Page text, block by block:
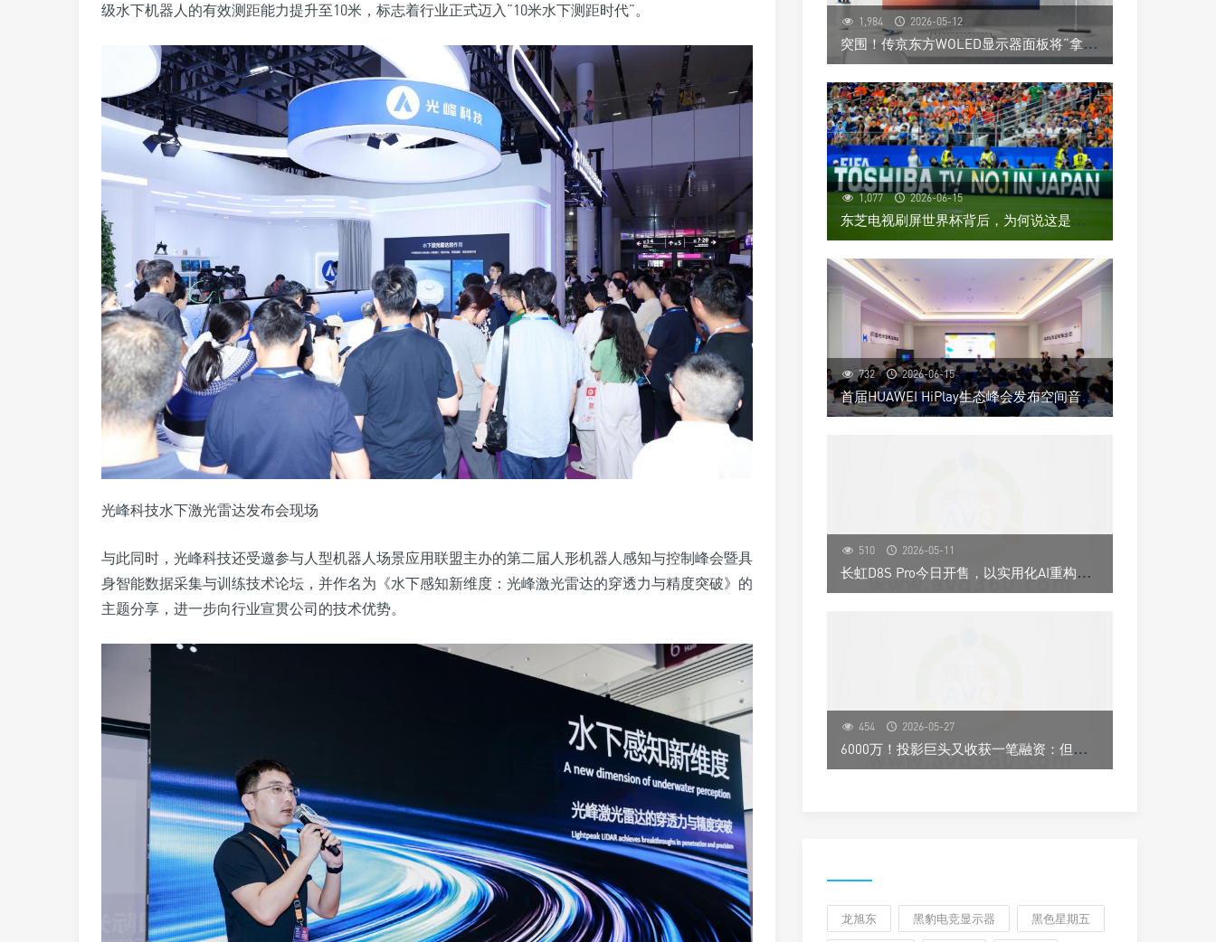
级水下机器人的有效测距能力提升至10米，标志着行业正式迈入“10米水下测距时代”。
光峰科技水下激光雷达发布会现场
与此同时，光峰科技还受邀参与人型机器人场景应用联盟主办的第二届人形机器人感知与控制峰会暨具
身智能数据采集与训练技术论坛，并作名为《水下感知新维度：光峰激光雷达的穿透力与精度突破》的
主题分享，进一步向行业宣贯公司的技术优势。
1,984 2026-05-12
突
围！传京东方WOLED显示器面板将“拿下”首位客户，其还是个全球第一
1,077 2026-06-15
东
芝电视刷屏世界杯背后，为何说这是一场“高端阳谋”？
732 2026-06-15
首
届HUAWEI HiPlay生态峰会发布空间音频技术，开启全场景沉浸音频新时代
510 2026-05-11
长
虹D8S Pro今日开售，以实用化AI重构电视价值
454 2026-05-27
6
000万！投影巨头又收获一笔融资：但这次和投影“无关”
龙旭东 黑豹电竞显示器 黑色星期五